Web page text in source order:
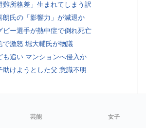
難所格差」生まれてしまう訳
朗氏の「影響力」が減退か
ビー選手が熱中症で倒れ死亡
で激怒 堀大輔氏が物議
も追い マンションへ侵入か
助けようとした父 意識不明
芸能 女子